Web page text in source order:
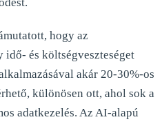
hogy az
és költségveszteséget
akár 20-30%-os
különösen ott, ahol sok a
adatkezelés. Az AI-alapú